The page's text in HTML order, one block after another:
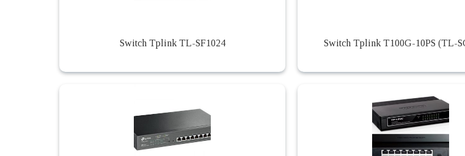
Switch Tplink TL-SF1024 Switch Tplink T100G-10PS (TL-